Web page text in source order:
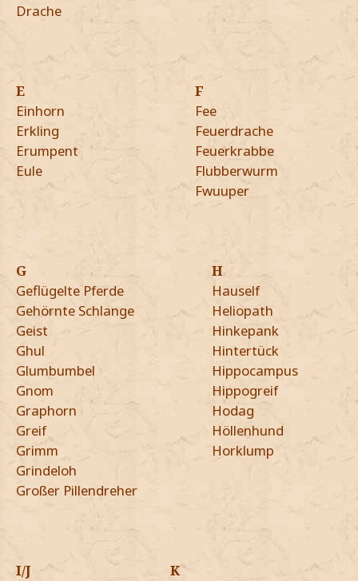
Drache
E
Einhorn
Erkling
Erumpent
Eule
F
Fee
Feuerdrache
Feuerkrabbe
Flubberwurm
Fwuuper
G
Geflügelte Pferde
Gehörnte Schlange
Geist
Ghul
Glumbumbel
Gnom
Graphorn
Greif
Grimm
Grindeloh
Großer Pillendreher
H
Hauself
Heliopath
Hinkepank
Hintertück
Hippocampus
Hippogreif
Hodag
Höllenhund
Horklump
I/J
K